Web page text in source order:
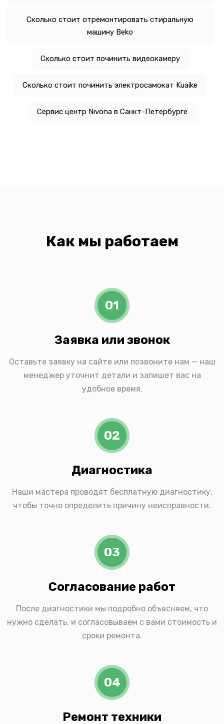
Сколько стоит отремонтировать стиральную
машину Beko
Сколько стоит починить видеокамеру
Сколько стоит починить электросамокат Kuaike
Сервис центр Nivona в Санкт-Петербурге
Как мы работаем
01
Заявка или звонок
Оставьте заявку на сайте или позвоните нам — наш
менеджер уточнит детали и запишет вас на
удобное время.
02
Диагностика
Наши мастера проводят бесплатную диагностику,
чтобы точно определить причину неисправности.
03
Согласование работ
После диагностики мы подробно объясняем, что
нужно сделать, и согласовываем с вами стоимость и
сроки ремонта.
04
Ремонт техники